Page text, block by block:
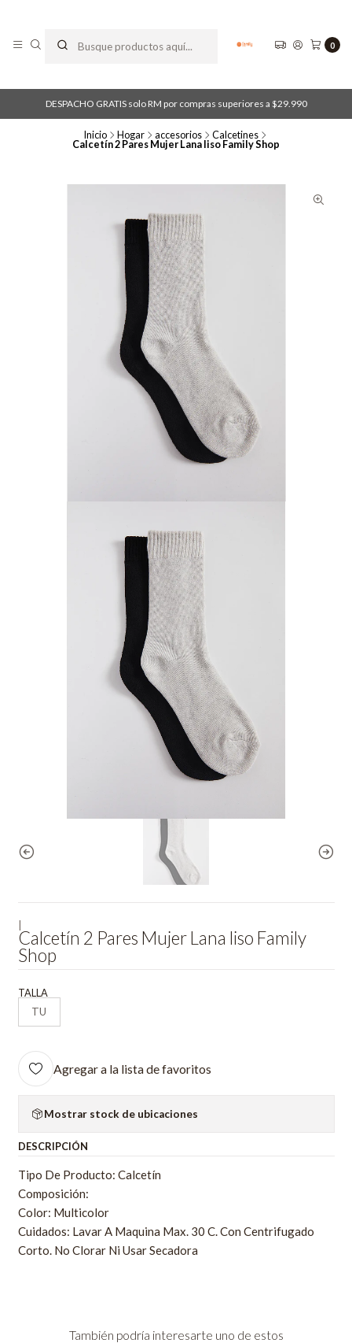
0
DESPACHO GRATIS solo RM por compras superiores a $29.990
Inicio Hogar accesorios Calcetines
Calcetín 2 Pares Mujer Lana liso Family Shop
Calcetín 2 Pares Mujer Lana liso Family
Shop
TALLA
TU
Agregar a la lista de favoritos
Mostrar stock de ubicaciones
DESCRIPCIÓN
Tipo De Producto: Calcetín
Composición:
Color: Multicolor
Cuidados: Lavar A Maquina Max. 30 C. Con Centrifugado
Corto. No Clorar Ni Usar Secadora
También podría interesarte uno de estos